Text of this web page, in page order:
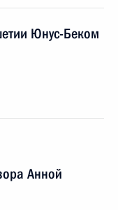
Юнус-Беком
Анной